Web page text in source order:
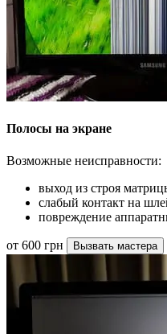
Полосы на экране
Возможные неисправности:
выход из строя
слабый контакт на
повреждение
от 600 грн Вызвать мастера